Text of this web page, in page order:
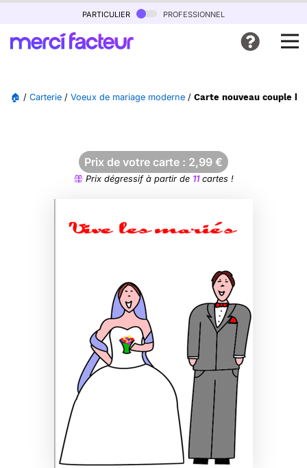
particulier professionnel
🏠 / Carterie / Voeux de mariage moderne / Carte nouveau couple
Prix de votre carte : 2,99 €
Prix dégressif à partir de 11cartes !